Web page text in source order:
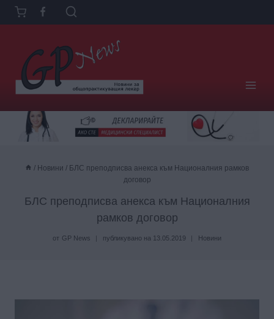
Към
съдържанието
/ Новини / БЛС преподписва анекса към Националния рамков
договор
БЛС преподписва анекса към Националния
рамков договор
от GP News публикувано на 13.05.2019 Новини